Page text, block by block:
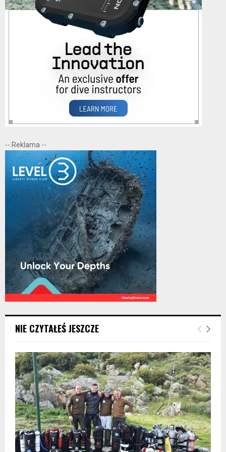
-- Reklama --
NIE CZYTAŁEŚ JESZCZE